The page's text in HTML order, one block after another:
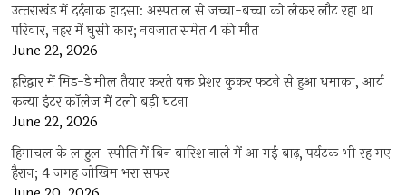
उत्‍तराखंड में दर्दनाक हादसा: अस्पताल से जच्चा-बच्चा को लेकर लौट रहा था
परिवार, नहर में घुसी कार; नवजात समेत 4 की मौत
June 22, 2026
हरिद्वार में मिड-डे मील तैयार करते वक्त प्रेशर कुकर फटने से हुआ धमाका, आर्य
कन्या इंटर कॉलेज में टली बड़ी घटना
June 22, 2026
हिमाचल के लाहुल-स्पीति में बिन बारिश नाले में आ गई बाढ़, पर्यटक भी रह गए
हैरान; 4 जगह जोखिम भरा सफर